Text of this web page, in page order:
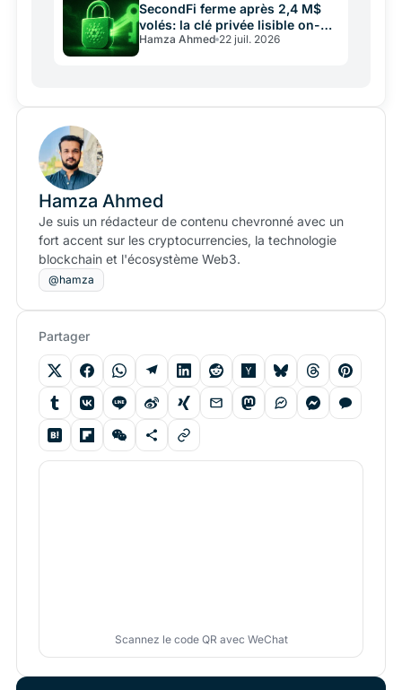
SecondFi ferme après 2,4 M$
volés: la clé privée lisible on-
chain
Hamza Ahmed 22 juil. 2026
Hamza Ahmed
Je suis un rédacteur de contenu chevronné avec un
fort accent sur les cryptocurrencies, la technologie
blockchain et l'écosystème Web3.
@hamza
Partager
Scannez le code QR avec WeChat